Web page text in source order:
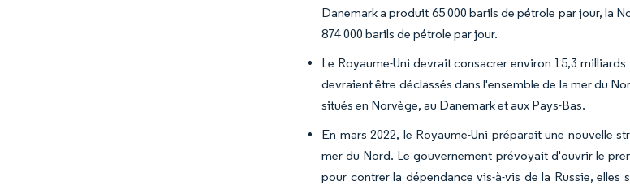
Danemark a produit 65 000 barils de pétrole par jour, la
874 000 barils de pétrole par jour.
Le Royaume-Uni devrait consacrer environ 15,3
devraient être déclassés dans l'ensemble de la mer du
situés en Norvège, au Danemark et aux Pays-Bas.
En mars 2022, le Royaume-Uni préparait une nouvelle
mer du Nord. Le gouvernement prévoyait d'ouvrir le
pour contrer la dépendance vis-à-vis de la Russie,